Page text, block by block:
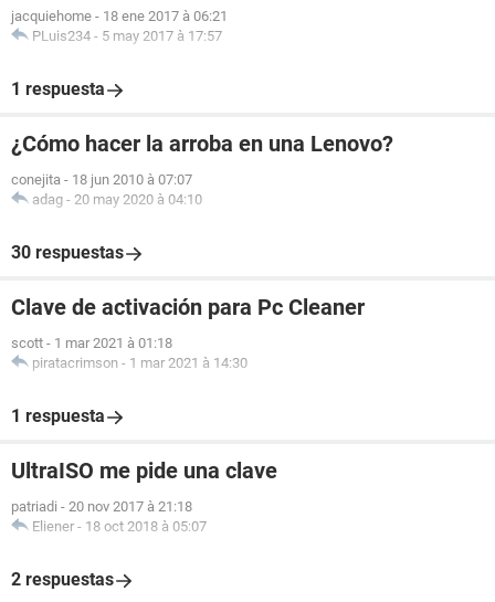
jacquiehome - 18 ene 2017 à 06:21
PLuis234 - 5 may 2017 à 17:57
1 respuesta
¿Cómo hacer la arroba en una Lenovo?
conejita - 18 jun 2010 à 07:07
adag - 20 may 2020 à 04:10
30 respuestas
Clave de activación para Pc Cleaner
scott - 1 mar 2021 à 01:18
piratacrimson - 1 mar 2021 à 14:30
1 respuesta
UltraISO me pide una clave
patriadi - 20 nov 2017 à 21:18
Eliener - 18 oct 2018 à 05:07
2 respuestas